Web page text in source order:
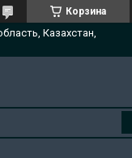
Корзина
Казахстан,